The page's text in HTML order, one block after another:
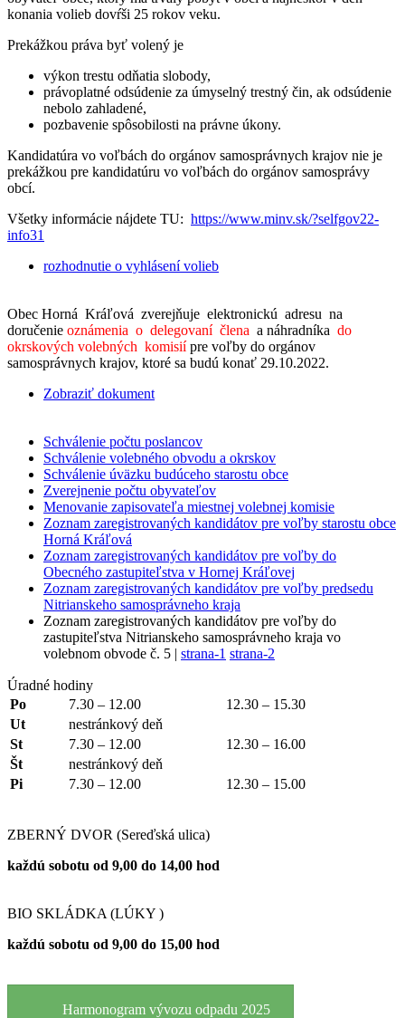
konania volieb dovŕši 25 rokov veku.
Prekážkou práva byť volený je
výkon trestu odňatia slobody,
právoplatné odsúdenie za úmyselný trestný čin, ak odsúdenie
nebolo zahladené,
pozbavenie spôsobilosti na právne úkony.
Kandidatúra vo voľbách do orgánov samosprávnych krajov nie je
prekážkou pre kandidatúru vo voľbách do orgánov samosprávy
obcí.
Všetky informácie nájdete TU: https://www.minv.sk/?selfgov22-
info31
rozhodnutie o vyhlásení volieb
Obec Horná Kráľová zverejňuje elektronickú adresu na
doručenie oznámenia o delegovaní člena a náhradníka do
okrskových volebných komisiípre voľby do orgánov
samosprávnych krajov, ktoré sa budú konať 29.10.2022.
Zobraziť dokument
Schválenie počtu poslancov
Schválenie volebného obvodu a okrskov
Schválenie úväzku budúceho starostu obce
Zverejnenie počtu obyvateľov
Menovanie zapisovateľa miestnej volebnej komisie
Zoznam zaregistrovaných kandidátov pre voľby starostu obce
Horná Kráľová
Zoznam zaregistrovaných kandidátov pre voľby do
Obecného zastupiteľstva v Hornej Kráľovej
Zoznam zaregistrovaných kandidátov pre voľby predsedu
Nitrianskeho samosprávneho kraja
Zoznam zaregistrovaných kandidátov pre voľby do
zastupiteľstva Nitrianskeho samosprávneho kraja vo
volebnom obvode č. 5 | strana-1 strana-2
Úradné hodiny
Po
7.30 – 12.00
12.30 – 15.30
Ut
nestránkový deň
St
7.30 – 12.00
12.30 – 16.00
Št
nestránkový deň
Pi
7.30 – 12.00 12.30 – 15.00
ZBERNÝ DVOR (Sereďská ulica)
každú sobotu od 9,00 do 14,00 hod
BIO SKLÁDKA (LÚKY )
každú sobotu od 9,00 do 15,00 hod
Harmonogram vývozu odpadu 2025